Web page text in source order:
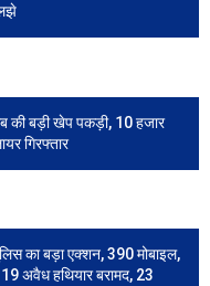
की बड़ी खेप पकड़ी, 10 हजार
गिरफ्तार
का बड़ा एक्शन, 390 मोबाइल,
19 अवैध हथियार बरामद, 23